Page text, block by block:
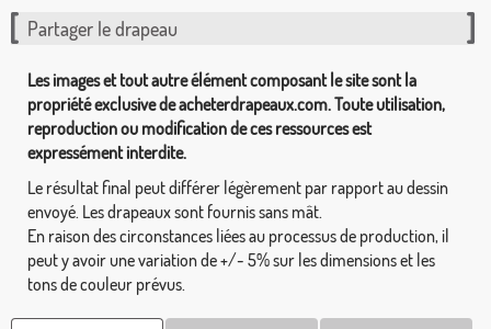
Partager le drapeau
Les images et tout autre élément composant le site sont la
propriété exclusive de acheterdrapeaux.com. Toute utilisation,
reproduction ou modification de ces ressources est
expressément interdite.
Le résultat final peut différer légèrement par rapport au dessin
envoyé. Les drapeaux sont fournis sans mât.
En raison des circonstances liées au processus de production, il
peut y avoir une variation de +/- 5% sur les dimensions et les
tons de couleur prévus.